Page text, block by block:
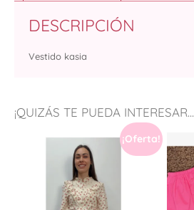
¡QUIZÁS TE PUEDA INTERESAR...
¡Oferta!
DESCRIPCIÓN
Vestido kasia